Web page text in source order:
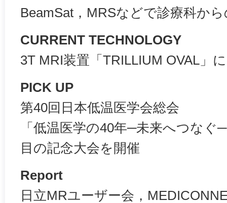
BeamSat，MRSなどで診療科か
CURRENT TECHNOLOGY
3T MRI装置「TRILLIUM OVAL」
PICK UP
第40回日本低温医学会総会
「低温医学の40年─未来へつなぐ
目の記念大会を開催
Report
日立MRユーザー会，